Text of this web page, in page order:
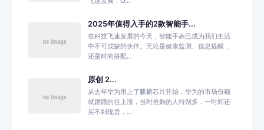
2025年值得入手的2款智能手...
在科技飞速发展的今天，智能手表已成为我们生活
中不可或缺的伙伴。无论是健康监测、信息提醒，
还是时尚搭配...
原创 2...
从去年华为用上了麒麟芯片开始，华为的市场份额
就蹭蹭的往上涨，当时抢购的人特别多，一时间还
买不到现货，...